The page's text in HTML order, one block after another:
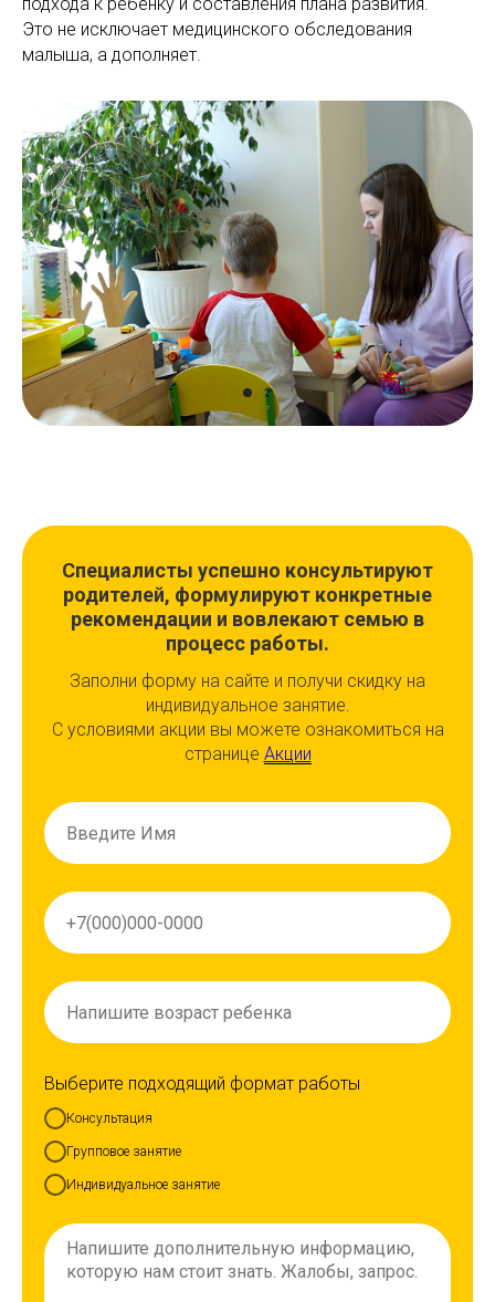
Это не исключает медицинского обследования
малыша, а дополняет.
Специалисты успешно консультируют
родителей, формулируют конкретные
рекомендации и вовлекают семью в
процесс работы.
Заполни форму на сайте и получи скидку на
индивидуальное занятие.
С условиями акции вы можете ознакомиться на
странице Акции
Выберите подходящий формат работы
Консультация
Групповое занятие
Индивидуальное занятие